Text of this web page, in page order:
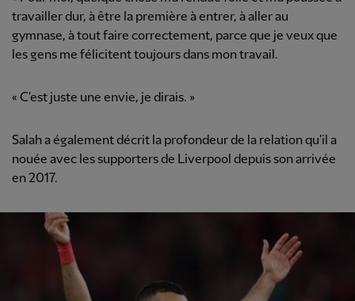
travailler dur, à être la première à entrer, à aller au
gymnase, à tout faire correctement, parce que je veux que
les gens me félicitent toujours dans mon travail.
« C'est juste une envie, je dirais. »
Salah a également décrit la profondeur de la relation qu'il a
nouée avec les supporters de Liverpool depuis son arrivée
en 2017.